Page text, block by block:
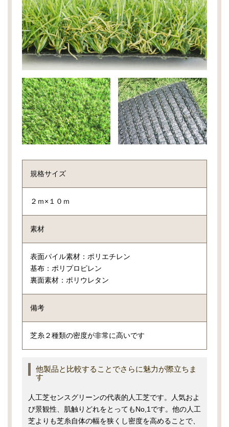
規格サイズ
２ｍ×１０ｍ
素材
表面パイル素材：ポリエチレン
基布：ポリプロピレン
裏面素材：ポリウレタン
備考
芝糸２種類の密度が非常に高いです
他製品と比較することでさらに魅力が際立ちま
す
人工芝センスグリーンの代表的人工芝です。人気およ
び景観性、肌触りどれをとってもNo,1です。他の人工
芝よりも芝糸自体の幅を狭くし密度を高めることで、